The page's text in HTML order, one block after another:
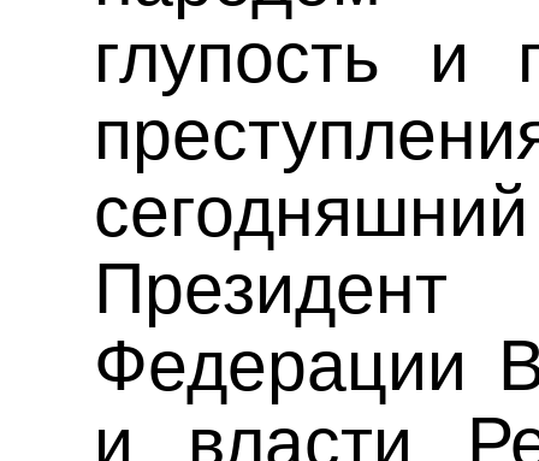
глупость и
Федерации
и власти